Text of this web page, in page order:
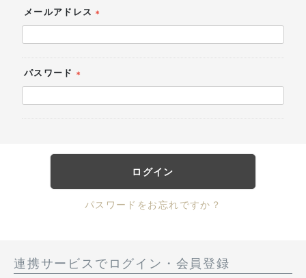
メールアドレス
(必
須)
パスワード
(必
須)
ログイン
パスワードをお忘れですか？
連携サービスでログイン・会員登録